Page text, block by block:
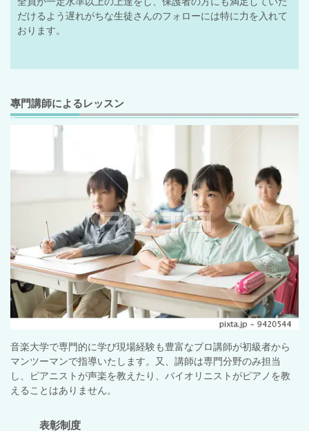
だけるよう遅れがちな生徒さんのフォローには特に力を入れて
おります。
專門講師によるレッスン
音楽大学で専門的に学び現場経験も 豊富なプロ講師が初級者から
マンツーマンで指導いたします。又、講師は専門分野のみ担当
し、ピアニストが声楽を教えたり、バイオリニストがピアノを教
えることはありません。
表彰制度